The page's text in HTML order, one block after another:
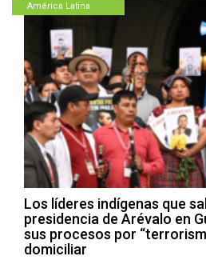
América Latina
Los líderes indígenas que
presidencia de Arévalo en
sus procesos por
domiciliar